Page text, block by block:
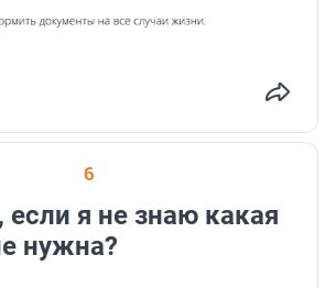
6
я не знаю какая
нужна?